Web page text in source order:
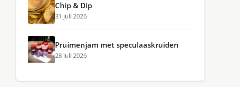
Chip & Dip
31 juli 2026
Pruimenjam met speculaaskruiden
28 juli 2026